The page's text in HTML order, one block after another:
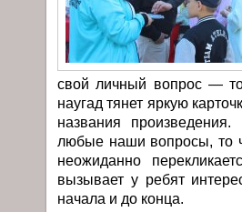
свой личный вопрос —
наугад тянет яркую
названия
любые наши вопросы, то
неожиданно
вызывает у ребят
начала и до конца.